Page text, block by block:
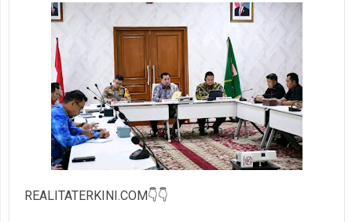
REALITATERKINI.COM👇👇